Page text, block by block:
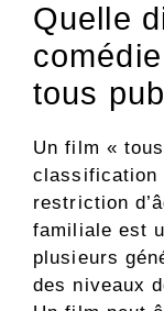
Quelle
tous
Un film «
classification
restriction
familiale est
plusieurs
des niveaux